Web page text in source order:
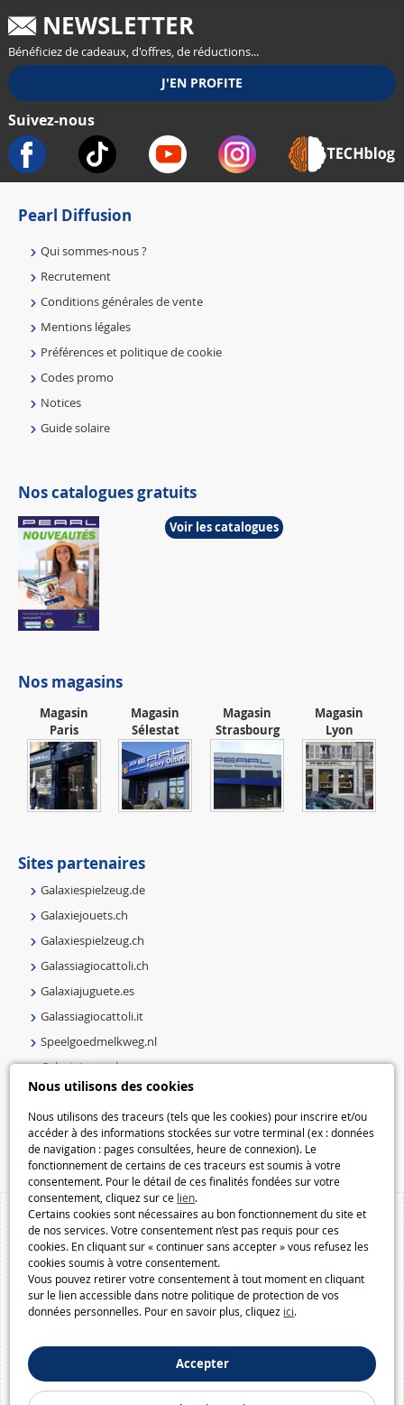
Nous utilisons des cookies
Nous utilisons des traceurs (tels que les cookies) pour inscrire et/ou
accéder à des informations stockées sur votre terminal (ex : données
de navigation : pages consultées, heure de connexion). Le
fonctionnement de certains de ces traceurs est soumis à votre
consentement. Pour le détail de ces finalités fondées sur votre
consentement, cliquez sur ce lien.
Certains cookies sont nécessaires au bon fonctionnement du site et
de nos services. Votre consentement n’est pas requis pour ces
cookies. En cliquant sur « continuer sans accepter » vous refusez les
cookies soumis à votre consentement.
Vous pouvez retirer votre consentement à tout moment en cliquant
sur le lien accessible dans notre politique de protection de vos
données personnelles. Pour en savoir plus, cliquez ici.
Accepter
NEWSLETTER
Bénéficiez de cadeaux, d'offres, de réductions...
Suivez-nous
Pearl Diffusion
Qui sommes-nous ?
Recrutement
Conditions générales de vente
Mentions légales
Préférences et politique de cookie
Codes promo
Notices
Guide solaire
Nos catalogues gratuits
Voir les catalogues
Nos magasins
Magasin
Paris
Magasin
Sélestat
Magasin
Strasbourg
Magasin
Lyon
Sites partenaires
Galaxiespielzeug.de
Galaxiejouets.ch
Galaxiespielzeug.ch
Galassiagiocattoli.ch
Galaxiajuguete.es
Galassiagiocattoli.it
Speelgoedmelkweg.nl
Galaxiejouets.be
Galaxiespielzeug.be
Speelgoedmelkweg.be
Macway.com